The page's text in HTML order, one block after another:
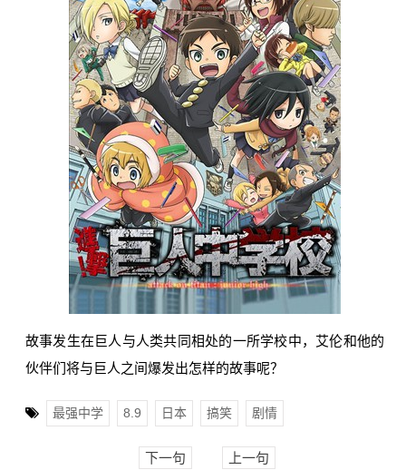
故事发生在巨人与人类共同相处的一所学校中，艾伦和他的
伙伴们将与巨人之间爆发出怎样的故事呢？
最强中学 8.9 日本 搞笑 剧情
下一句 上一句